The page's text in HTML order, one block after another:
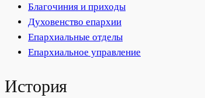
Благочиния и приходы
Духовенство епархии
Епархиальные отделы
Епархиальное управление
История